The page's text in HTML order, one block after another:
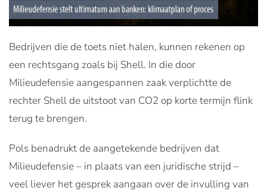
Bedrijven die de toets niet halen, kunnen rekenen op
een rechtsgang zoals bij Shell. In die door
Milieudefensie aangespannen zaak verplichtte de
rechter Shell de uitstoot van CO2 op korte termijn flink
terug te brengen.
Pols benadrukt de aangetekende bedrijven dat
Milieudefensie – in plaats van een juridische strijd –
veel liever het gesprek aangaan over de invulling van